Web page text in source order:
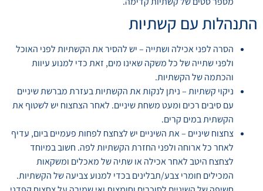
התנהלות עם קשתיות
​הסרה לפני אכילה ושתייה – יש להסיר את הקשתיות לפני האוכל
ולפני שתייה של כל משקה שאינו מים, זאת כדי למנוע עיוות
והכתמה של הקשתיות.
​ניקוי קשתיות – ניתן לנקות את הקשתיות בעזרת מברשת שיניים
עם סיבים רכים ומעט משחת שיניים. לאחר הצחצוח יש לשטוף את
הקשתית במים קרים.
​צחצוח שיניים – את השיניים יש לצחצח לפחות פעמיים ביום, עדיף
לאחר כל ארוחה ולפני החזרת הקשתיות לפה. חשוב במיוחד
לצחצח היטב לאחר אכילה או שתיה של מאכלים ומשקאות
המכילים חומרי צבע/תבלינים בכדי למנוע צביעה של הקשתיות.